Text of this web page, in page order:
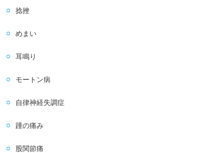
捻挫
めまい
耳鳴り
モートン病
自律神経失調症
踵の痛み
股関節痛